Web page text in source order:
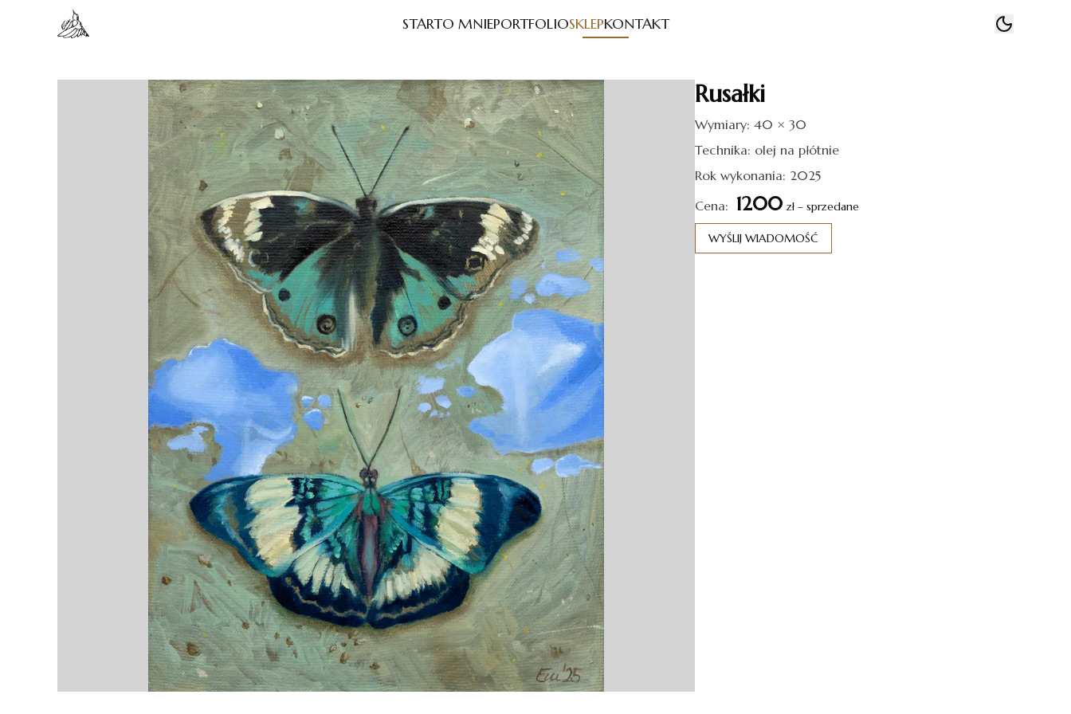
STARTO MNIEPORTFOLIOSKLEPKONTAKT
Rusałki
Wymiary: 40 × 30
Technika: olej na płótnie
Rok wykonania: 2025
Cena: 1200 zł – sprzedane
WYŚLIJ WIADOMOŚĆ